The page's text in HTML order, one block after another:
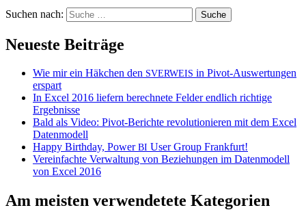
Suchen nach:
Neueste Beiträge
Wie mir ein Häkchen den SVERWEIS in Pivot-Auswertungen
erspart
In Excel 2016 liefern berechnete Felder endlich richtige
Ergebnisse
Bald als Video: Pivot-Berichte revolutionieren mit dem Excel
Datenmodell
Happy Birthday, PowerBI User Group Frankfurt!
Vereinfachte Verwaltung von Beziehungen im Datenmodell
von Excel 2016
Am meisten verwendetete Kategorien